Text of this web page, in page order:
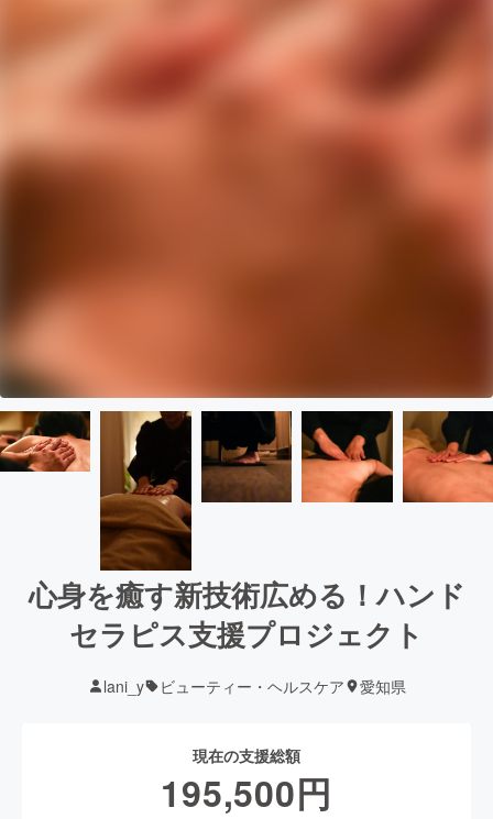
心身を癒す新技術広める！ハンド
セラピス支援プロジェクト
lani_y ビューティー・ヘルスケア 愛知県
現在の支援総額
195,500円